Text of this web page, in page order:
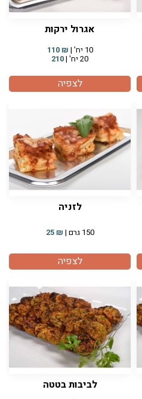
אגרול ירקות
10 יח' | ₪
110
20 יח' | 210
לצפיה
לזניה
150 גרם | ₪
25
לצפיה
לביבות בטטה